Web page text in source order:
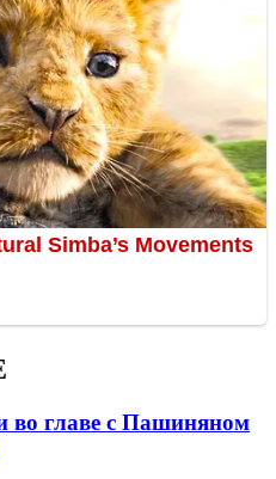
во главе с Пашиняном